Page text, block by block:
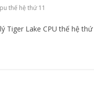
thế hệ thứ 11
Tiger Lake CPU thế hệ